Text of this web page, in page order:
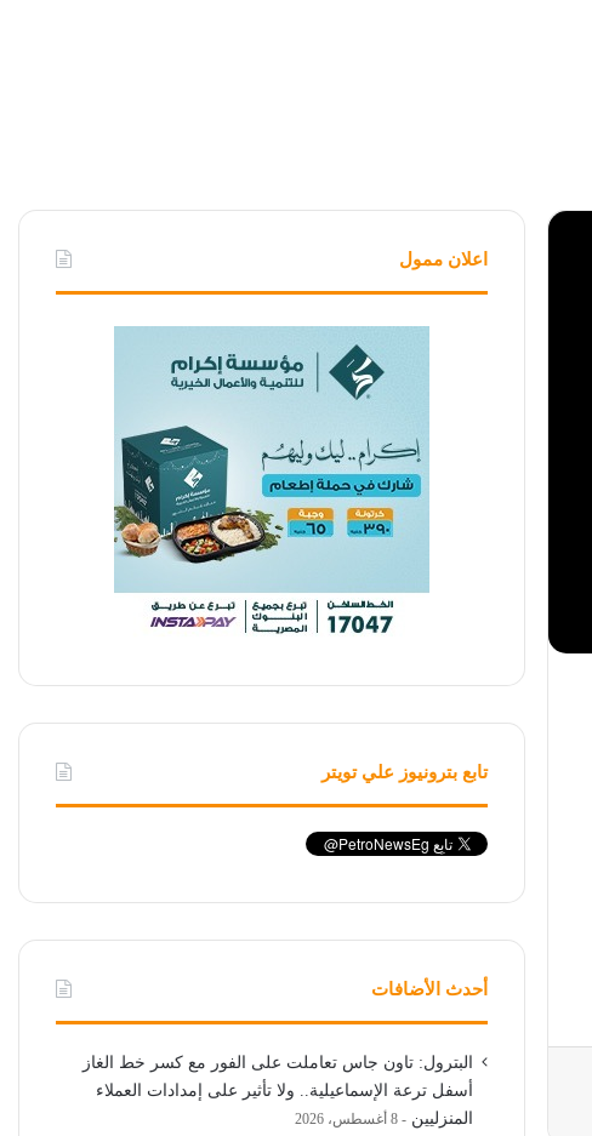
اعلان ممول
تابع بترونيوز علي تويتر
أحدث الأضافات
البترول: تاون جاس تعاملت على الفور مع كسر خط الغاز
أسفل ترعة الإسماعيلية.. ولا تأثير على إمدادات العملاء
المنزليين
8 أغسطس، 2026